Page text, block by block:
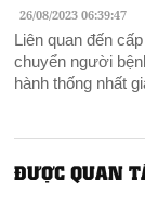
26/08/2023 06:39:47
Liên quan đến
chuyển người
hành thống nhất
ĐƯỢC QUAN